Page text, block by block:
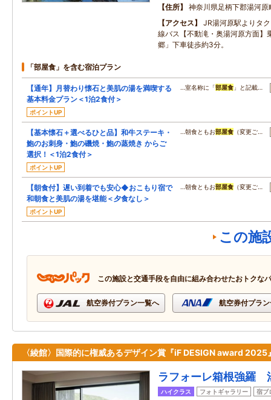
住所
神奈川県足柄下郡湯河
アクセス
JR湯河原駅よりタ
線バス【不動滝・奥湯河原方面】
郷」下車徒歩約3分。
「部屋食」を含む宿泊プラン
【通年】月替わり懐石と美肌の湯を満喫する
基本料金プラン＜1泊2食付＞
ポイントUP
…室名称に「部屋食 」と記載…
【基本懐石＋選べるひと品】和牛ステーキ・
鮑のお刺身・鮑の磯焼・鮑の蒸焼き からご
選択！＜1泊2食付＞
ポイントUP
…朝食ともお部屋食 （変更ご…
【朝食付】遅い到着でも安心◆おこもり宿で
和朝食と美肌の湯を堪能＜夕食なし＞
ポイントUP
…朝食ともお部屋食 （変更ご…
この施
この施設と交通手段を自由に組み合わせたおトクな
航空券付プラン一覧へ 航空券付プラ
〈綾館〉国際的に権威あるデザイン賞『iF DESIGN award 2025
ラフォーレ箱根強羅
ハイクラス フォトギャラリー 宿ブ